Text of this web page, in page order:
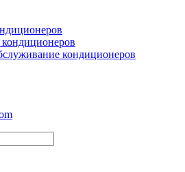
кондиционеров